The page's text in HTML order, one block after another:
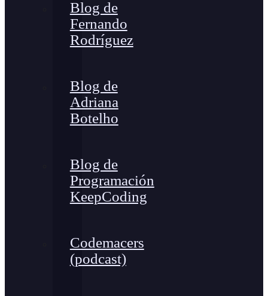
Blog de
Fernando
Rodríguez
Blog de
Adriana
Botelho
Blog de
Programación
KeepCoding
Codemacers
(podcast)